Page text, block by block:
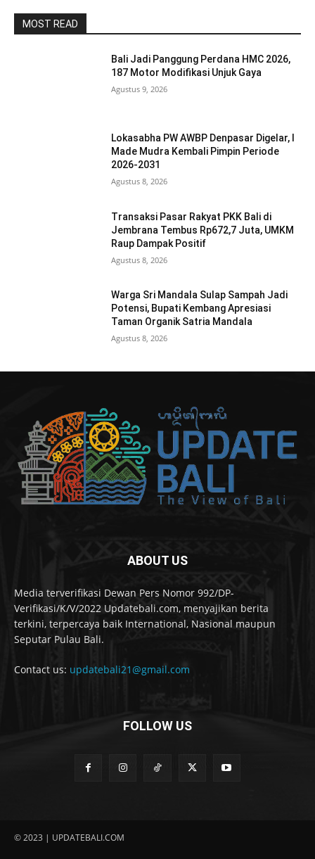
MOST READ
Bali Jadi Panggung Perdana HMC 2026,
187 Motor Modifikasi Unjuk Gaya
Agustus 9, 2026
Lokasabha PW AWBP Denpasar Digelar, I
Made Mudra Kembali Pimpin Periode
2026-2031
Agustus 8, 2026
Transaksi Pasar Rakyat PKK Bali di
Jembrana Tembus Rp672,7 Juta, UMKM
Raup Dampak Positif
Agustus 8, 2026
Warga Sri Mandala Sulap Sampah Jadi
Potensi, Bupati Kembang Apresiasi
Taman Organik Satria Mandala
Agustus 8, 2026
ABOUT US
Media terverifikasi Dewan Pers Nomor 992/DP-
Verifikasi/K/V/2022 Updatebali.com, menyajikan berita
terkini, terpercaya baik International, Nasional maupun
Seputar Pulau Bali.
Contact us: updatebali21@gmail.com
FOLLOW US
© 2023 | UPDATEBALI.COM